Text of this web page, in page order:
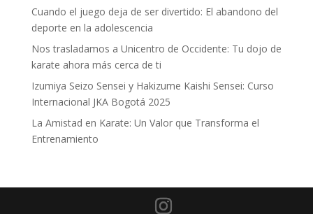
Cuando el juego deja de ser divertido: El abandono del
deporte en la adolescencia
Nos trasladamos a Unicentro de Occidente: Tu dojo de
karate ahora más cerca de ti
Izumiya Seizo Sensei y Hakizume Kaishi Sensei: Curso
Internacional JKA Bogotá 2025
La Amistad en Karate: Un Valor que Transforma el
Entrenamiento